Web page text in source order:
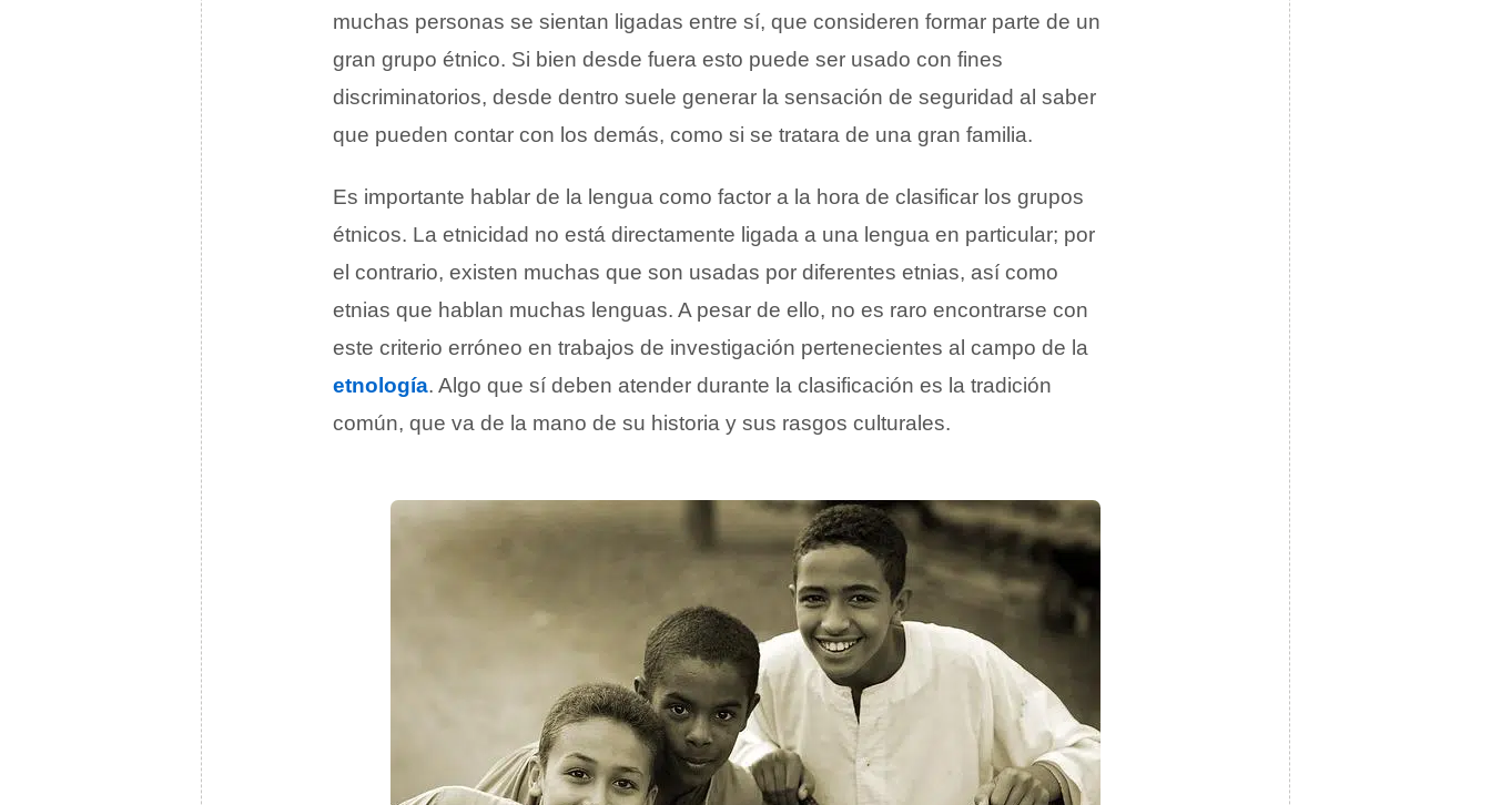
muchas personas se sientan ligadas entre sí, que consideren formar parte de un
gran grupo étnico. Si bien desde fuera esto puede ser usado con fines
discriminatorios, desde dentro suele generar la sensación de seguridad al saber
que pueden contar con los demás, como si se tratara de una gran familia.
Es importante hablar de la lengua como factor a la hora de clasificar los grupos
étnicos. La etnicidad no está directamente ligada a una lengua en particular; por
el contrario, existen muchas que son usadas por diferentes etnias, así como
etnias que hablan muchas lenguas. A pesar de ello, no es raro encontrarse con
este criterio erróneo en trabajos de investigación pertenecientes al campo de la
etnología. Algo que sí deben atender durante la clasificación es la tradición
común, que va de la mano de su historia y sus rasgos culturales.